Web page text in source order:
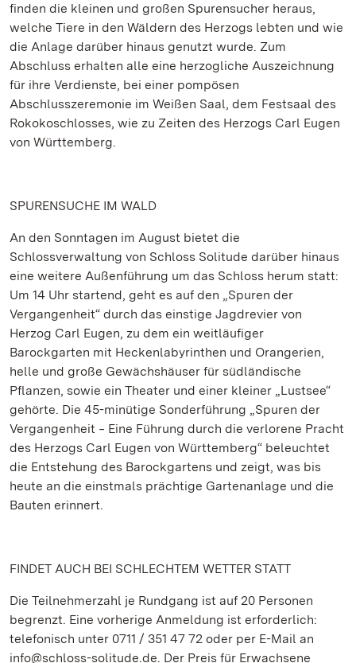
finden die kleinen und großen Spurensucher heraus,
welche Tiere in den Wäldern des Herzogs lebten und wie
die Anlage darüber hinaus genutzt wurde. Zum
Abschluss erhalten alle eine herzogliche Auszeichnung
für ihre Verdienste, bei einer pompösen
Abschlusszeremonie im Weißen Saal, dem Festsaal des
Rokokoschlosses, wie zu Zeiten des Herzogs Carl Eugen
von Württemberg.
SPURENSUCHE IM WALD
An den Sonntagen im August bietet die
Schlossverwaltung von Schloss Solitude darüber hinaus
eine weitere Außenführung um das Schloss herum statt:
Um 14 Uhr startend, geht es auf den „Spuren der
Vergangenheit“ durch das einstige Jagdrevier von
Herzog Carl Eugen, zu dem ein weitläufiger
Barockgarten mit Heckenlabyrinthen und Orangerien,
helle und große Gewächshäuser für südländische
Pflanzen, sowie ein Theater und einer kleiner „Lustsee“
gehörte. Die 45-minütige Sonderführung „Spuren der
Vergangenheit ‒ Eine Führung durch die verlorene Pracht
des Herzogs Carl Eugen von Württemberg“ beleuchtet
die Entstehung des Barockgartens und zeigt, was bis
heute an die einstmals prächtige Gartenanlage und die
Bauten erinnert.
FINDET AUCH BEI SCHLECHTEM WETTER STATT
Die Teilnehmerzahl je Rundgang ist auf 20 Personen
begrenzt. Eine vorherige Anmeldung ist erforderlich:
telefonisch unter 0711 / 351 47 72 oder per E-Mail an
info@schloss-solitude.de. Der Preis für Erwachsene